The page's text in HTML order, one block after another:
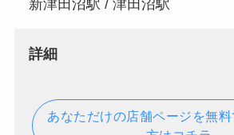
新津田沼駅 / 津田沼駅
詳細
あなただけの店舗ページを無